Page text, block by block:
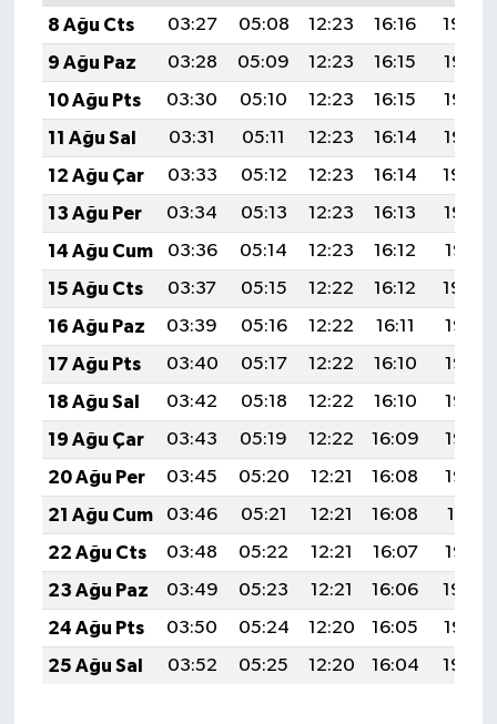
8 Ağu Cts
03:27 05:08 12:23 16:16
19:29
9 Ağu Paz
03:28 05:09 12:23 16:15
19:28
10 Ağu Pts
03:30 05:10 12:23 16:15
19:27
11 Ağu Sal
03:31 05:11 12:23 16:14
19:25
12 Ağu Çar
03:33 05:12 12:23 16:14
19:24
13 Ağu Per
03:34 05:13 12:23 16:13
19:23
14 Ağu Cum
03:36 05:14 12:23 16:12
19:21
15 Ağu Cts
03:37 05:15 12:22 16:12
19:20
16 Ağu Paz
03:39 05:16 12:22 16:11
19:18
17 Ağu Pts
03:40 05:17 12:22 16:10
19:17
18 Ağu Sal
03:42 05:18 12:22 16:10
19:16
19 Ağu Çar
03:43 05:19 12:22 16:09
19:14
20 Ağu Per
03:45 05:20 12:21 16:08
19:13
21 Ağu Cum
03:46 05:21 12:21 16:08
19:11
22 Ağu Cts
03:48 05:22 12:21 16:07
19:10
23 Ağu Paz
03:49 05:23 12:21 16:06
19:08
24 Ağu Pts
03:50 05:24 12:20 16:05
19:07
25 Ağu Sal
03:52 05:25 12:20 16:04 19:05